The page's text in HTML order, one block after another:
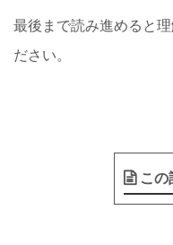
最後まで読み進めると
ださい。
こ